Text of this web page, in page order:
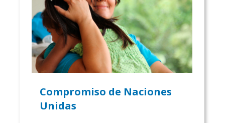
Compromiso de Naciones
Unidas